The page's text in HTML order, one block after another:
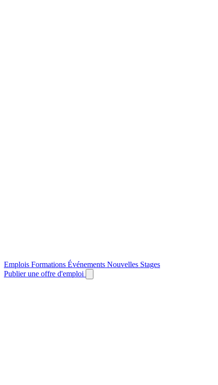
Emplois Formations Événements Nouvelles Stages
Publier une offre d'emploi